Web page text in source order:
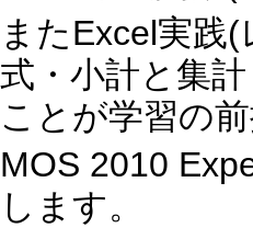
またExcel実践
式・小計と集
ことが学習の
MOS 2010
します。